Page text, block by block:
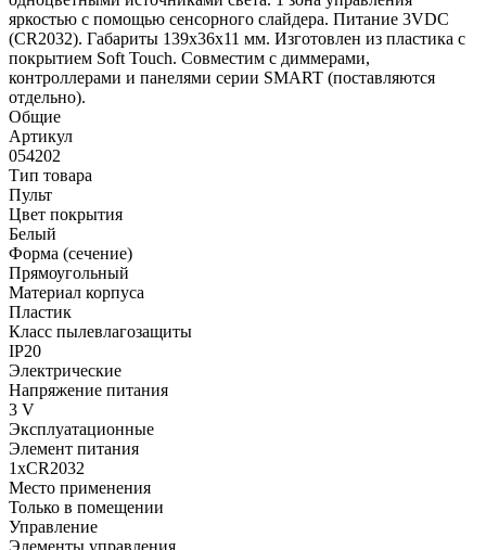
яркостью с помощью сенсорного слайдера. Питание 3VDC
(CR2032). Габариты 139x36x11 мм. Изготовлен из пластика с
покрытием Soft Touch. Совместим с диммерами,
контроллерами и панелями серии SMART (поставляются
отдельно).
Общие
Артикул
054202
Тип товара
Пульт
Цвет покрытия
Белый
Форма (сечение)
Прямоугольный
Материал корпуса
Пластик
Класс пылевлагозащиты
IP20
Электрические
Напряжение питания
3 V
Эксплуатационные
Элемент питания
1xCR2032
Место применения
Только в помещении
Управление
Элементы управления